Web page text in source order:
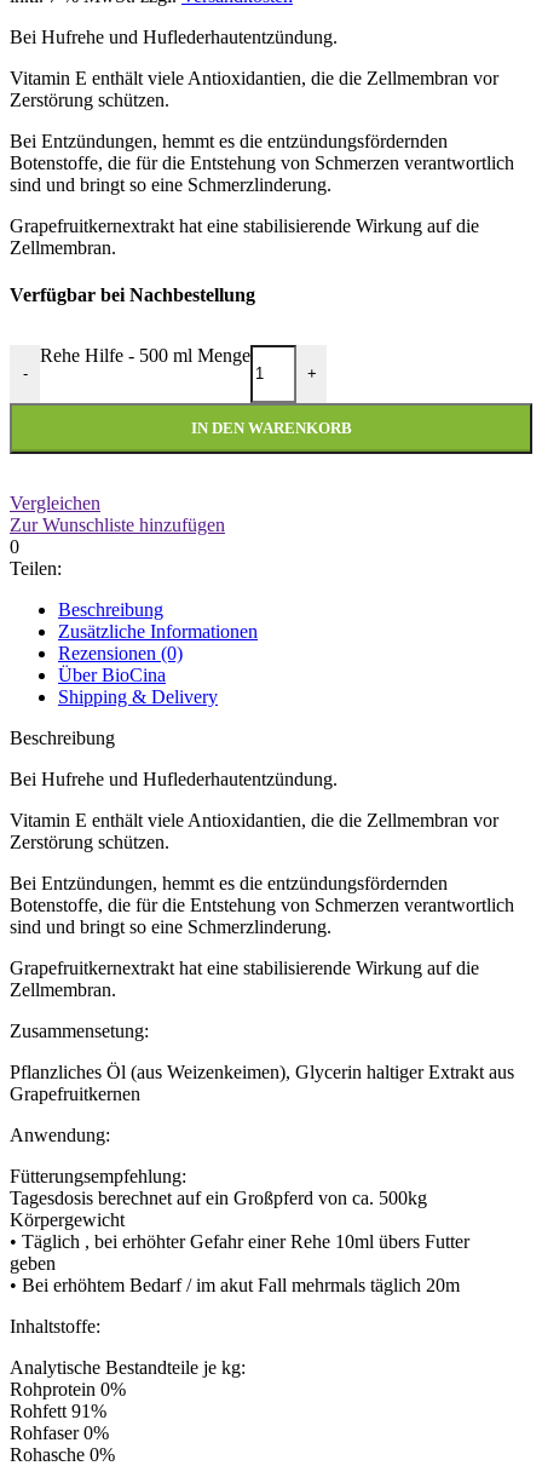
Bei Hufrehe und Huflederhautentzündung.
Vitamin E enthält viele Antioxidantien, die die Zellmembran vor
Zerstörung schützen.
Bei Entzündungen, hemmt es die entzündungsfördernden
Botenstoffe, die für die Entstehung von Schmerzen verantwortlich
sind und bringt so eine Schmerzlinderung.
Grapefruitkernextrakt hat eine stabilisierende Wirkung auf die
Zellmembran.
Verfügbar bei Nachbestellung
-
Rehe Hilfe - 500 ml Menge
+
IN DEN WARENKORB
Vergleichen
Zur Wunschliste hinzufügen
0
Teilen:
Beschreibung
Zusätzliche Informationen
Rezensionen (0)
Über BioCina
Shipping & Delivery
Beschreibung
Bei Hufrehe und Huflederhautentzündung.
Vitamin E enthält viele Antioxidantien, die die Zellmembran vor
Zerstörung schützen.
Bei Entzündungen, hemmt es die entzündungsfördernden
Botenstoffe, die für die Entstehung von Schmerzen verantwortlich
sind und bringt so eine Schmerzlinderung.
Grapefruitkernextrakt hat eine stabilisierende Wirkung auf die
Zellmembran.
Zusammensetung:
Pflanzliches Öl (aus Weizenkeimen), Glycerin haltiger Extrakt aus
Grapefruitkernen
Anwendung:
Fütterungsempfehlung:
Tagesdosis berechnet auf ein Großpferd von ca. 500kg
Körpergewicht
• Täglich , bei erhöhter Gefahr einer Rehe 10ml übers Futter
geben
• Bei erhöhtem Bedarf / im akut Fall mehrmals täglich 20m
Inhaltstoffe:
Analytische Bestandteile je kg:
Rohprotein 0%
Rohfett 91%
Rohfaser 0%
Rohasche 0%